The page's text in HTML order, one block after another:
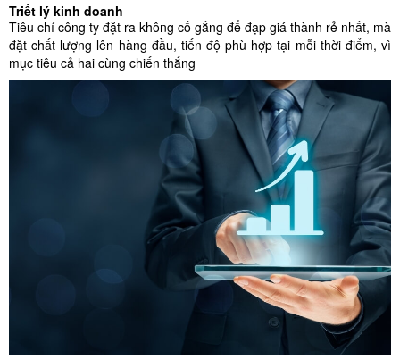
Triết lý kinh doanh
Tiêu chí công ty đặt ra không cố gắng để đạp giá thành rẻ nhất, mà
đặt chất lượng lên hàng đầu, tiến độ phù hợp tại mỗi thời điểm, vì
mục tiêu cả hai cùng chiến thắng